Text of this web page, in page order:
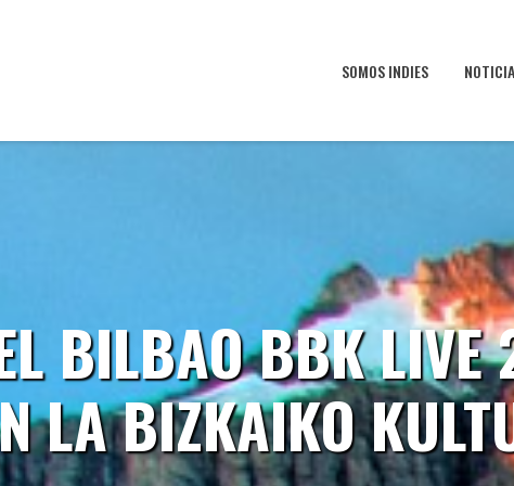
SOMOS INDIES
BILBAO BBK LIVE
LA BIZKAIKO